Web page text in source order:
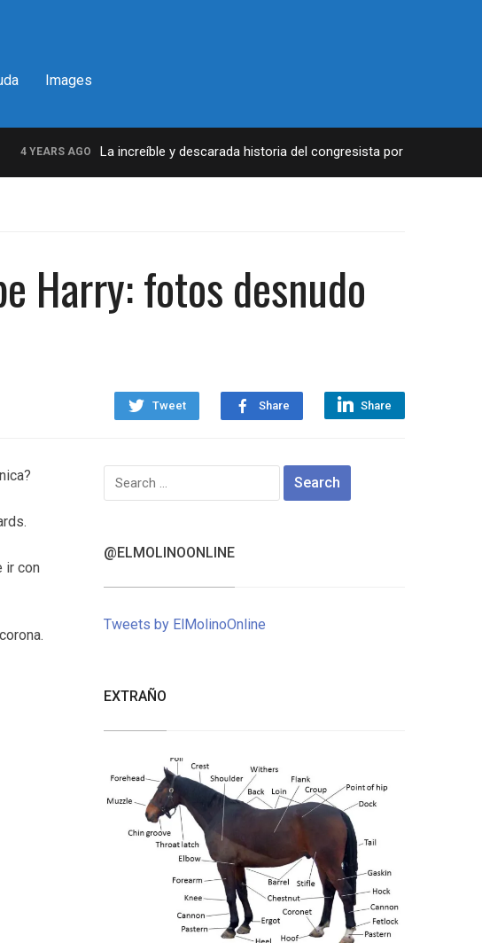
Images
4 YEARS AGO La increíble y descarada historia del congresista por NY George
Harry: fotos desnudo
Tweet Share Share
ir con
Search
for:
@ELMOLINOONLINE
Tweets by ElMolinoOnline
EXTRAÑO